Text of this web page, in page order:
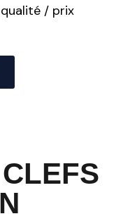
/ prix